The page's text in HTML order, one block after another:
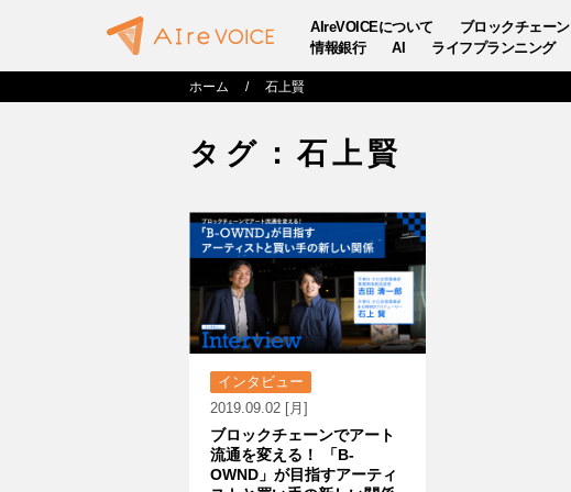
AIreVOICEについて ブロックチェーン
情報銀行
AI ライフプランニング
ホーム 石上賢
タグ：石上賢
インタビュー
2019.09.02 [月]
ブロックチェーンでアート
流通を変える！ 「B-
OWND」が目指すアーティ